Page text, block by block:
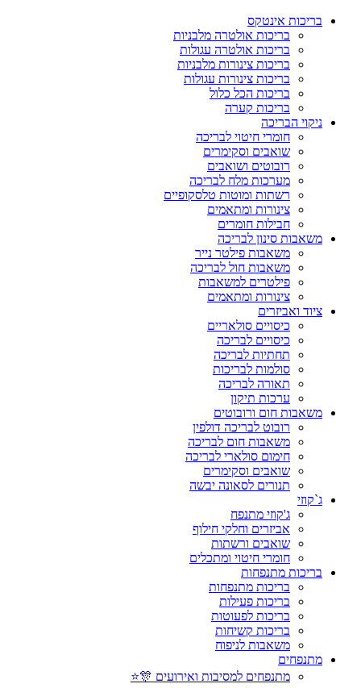
בריכות אינטקס
בריכות אולטרה מלבניות
בריכות אולטרה עגולות
בריכות צינורות מלבניות
בריכות צינורות עגולות
בריכות הכל כלול
בריכות קערה
ניקוי הבריכה
חומרי חיטוי לבריכה
שואבים וסקימרים
רובוטים ושואבים
מערכות מלח לבריכה
רשתות ומוטות טלסקופיים
צינורות ומתאמים
חבילות חומרים
משאבות סינון לבריכה
משאבות פילטר נייר
משאבות חול לבריכה
פילטרים למשאבות
צינורות ומתאמים
ציוד ואביזרים
כיסויים סולאריים
כיסויים לבריכה
תחתיות לבריכה
סולמות לבריכות
תאורה לבריכה
ערכות תיקון
משאבות חום ורובוטים
רובוט לבריכה דולפין
משאבות חום לבריכה
חימום סולארי לבריכה
שואבים וסקימרים
תנורים לסאונה יבשה
ג`קוזי
ג'קוזי מתנפח
אביזרים וחלקי חילוף
שואבים ורשתות
חומרי חיטוי ומתכלים
בריכות מתנפחות
בריכות מתנפחות
בריכות פעילות
בריכות לפעוטות
בריכות קשיחות
משאבות לניפוח
מתנפחים
מתנפחים למסיבות ואירועים 🎊⭐